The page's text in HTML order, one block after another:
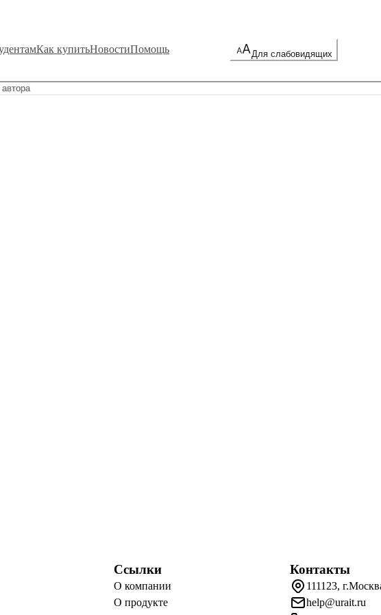
Как купитьНовостиПомощь Для слабовидящих
Ссылки
О компании
О продукте
Контакты
111123,
help@urait.ru